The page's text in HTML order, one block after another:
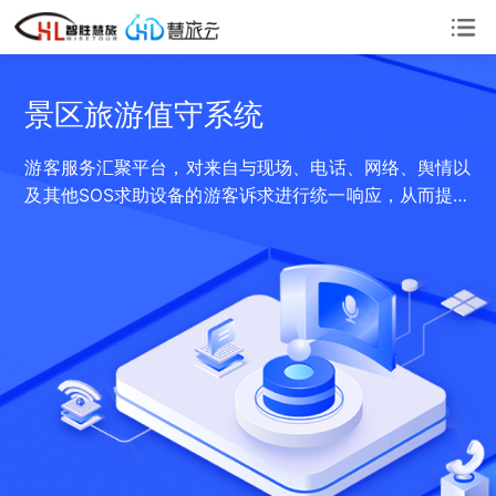
景区旅游值守系统
游客服务汇聚平台，对来自与现场、电话、网络、舆情以
及其他SOS求助设备的游客诉求进行统一响应，从而提升